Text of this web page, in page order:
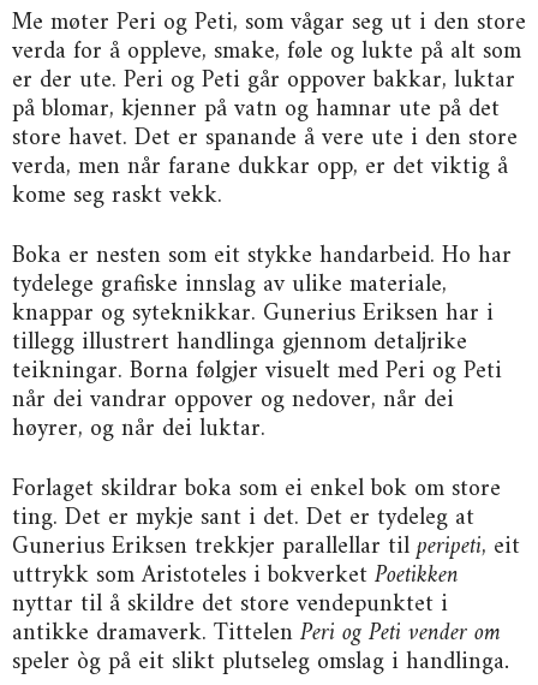
Me møter Peri og Peti, som vågar seg ut i den store
verda for å oppleve, smake, føle og lukte på alt som
er der ute. Peri og Peti går oppover bakkar, luktar
på blomar, kjenner på vatn og hamnar ute på det
store havet. Det er spanande å vere ute i den store
verda, men når farane dukkar opp, er det viktig å
kome seg raskt vekk.
Boka er nesten som eit stykke handarbeid. Ho har
tydelege grafiske innslag av ulike materiale,
knappar og syteknikkar. Gunerius Eriksen har i
tillegg illustrert handlinga gjennom detaljrike
teikningar. Borna følgjer visuelt med Peri og Peti
når dei vandrar oppover og nedover, når dei
høyrer, og når dei luktar.
Forlaget skildrar boka som ei enkel bok om store
ting. Det er mykje sant i det. Det er tydeleg at
Gunerius Eriksen trekkjer parallellar tilperipeti, eit
uttrykk som Aristoteles i bokverketPoetikken
nyttar til å skildre det store vendepunktet i
antikke dramaverk. TittelenPeri og Peti vender om
speler òg på eit slikt plutseleg omslag i handlinga.